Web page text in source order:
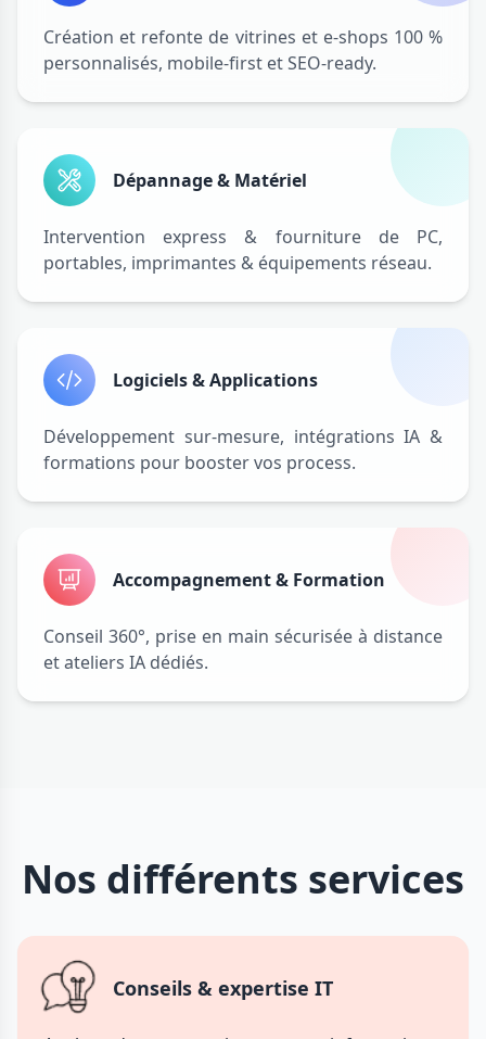
Création et refonte de vitrines et e-shops 100 %
personnalisés, mobile-first et SEO-ready.
Dépannage & Matériel
Intervention express & fourniture de PC,
portables, imprimantes & équipements réseau.
Logiciels & Applications
Développement sur-mesure, intégrations IA &
formations pour booster vos process.
Accompagnement & Formation
Conseil 360°, prise en main sécurisée à distance
et ateliers IA dédiés.
Nos différents services
Conseils & expertise IT